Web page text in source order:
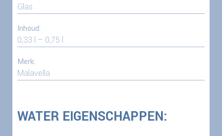
Glas
Inhoud:
0,33 l – 0,75 l
Merk:
Malavella
WATER EIGENSCHAPPEN: